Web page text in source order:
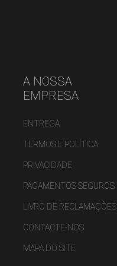
A NOSSA
EMPRESA
ENTREGA
TERMOS E POLÍTICA
PRIVACIDADE
PAGAMENTOS SEGUROS
LIVRO DE RECLAMAÇÕES
CONTACTE-NOS
MAPA DO SITE